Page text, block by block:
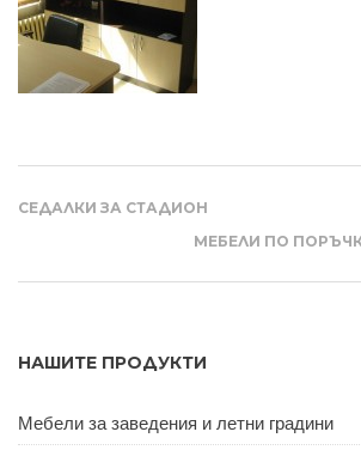
СЕДАЛКИ ЗА СТАДИОН
МЕБЕЛИ ПО
НАШИТЕ ПРОДУКТИ
Мебели за заведения и летни градини